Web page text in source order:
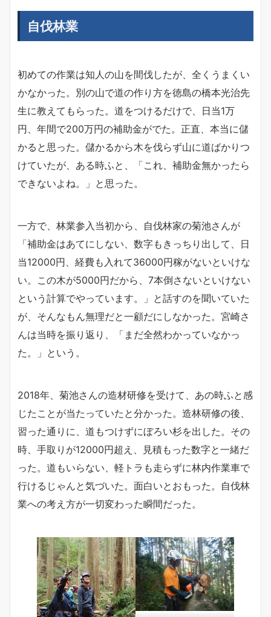
自伐林業
初めての作業は知人の山を間伐したが、全くうまくい
かなかった。別の山で道の作り方を徳島の橋本光治先
生に教えてもらった。道をつけるだけで、日当1万
円、年間で200万円の補助金がでた。正直、本当に儲
かると思った。儲かるから木を伐らず山に道ばかりつ
けていたが、ある時ふと、「これ、補助金無かったら
できないよね。」と思った。
一方で、林業参入当初から、自伐林家の菊池さんが
「補助金はあてにしない、数字もきっちり出して、日
当12000円、経費も入れて36000円稼がないといけな
い。この木が5000円だから、7本倒さないといけない
という計算でやっています。」と話すのを聞いていた
が、そんなもん無理だと一顧だにしなかった。宮崎さ
んは当時を振り返り、「まだ全然わかっていなかっ
た。」という。
2018年、菊池さんの造材研修を受けて、あの時ふと感
じたことが当たっていたと分かった。造林研修の後、
習った通りに、道もつけずにぼろい杉を出した。その
時、手取りが12000円超え、見積もった数字と一緒だ
った。道もいらない、軽トラも走らずに林内作業車で
行けるじゃんと気づいた。面白いとおもった。自伐林
業への考え方が一切変わった瞬間だった。